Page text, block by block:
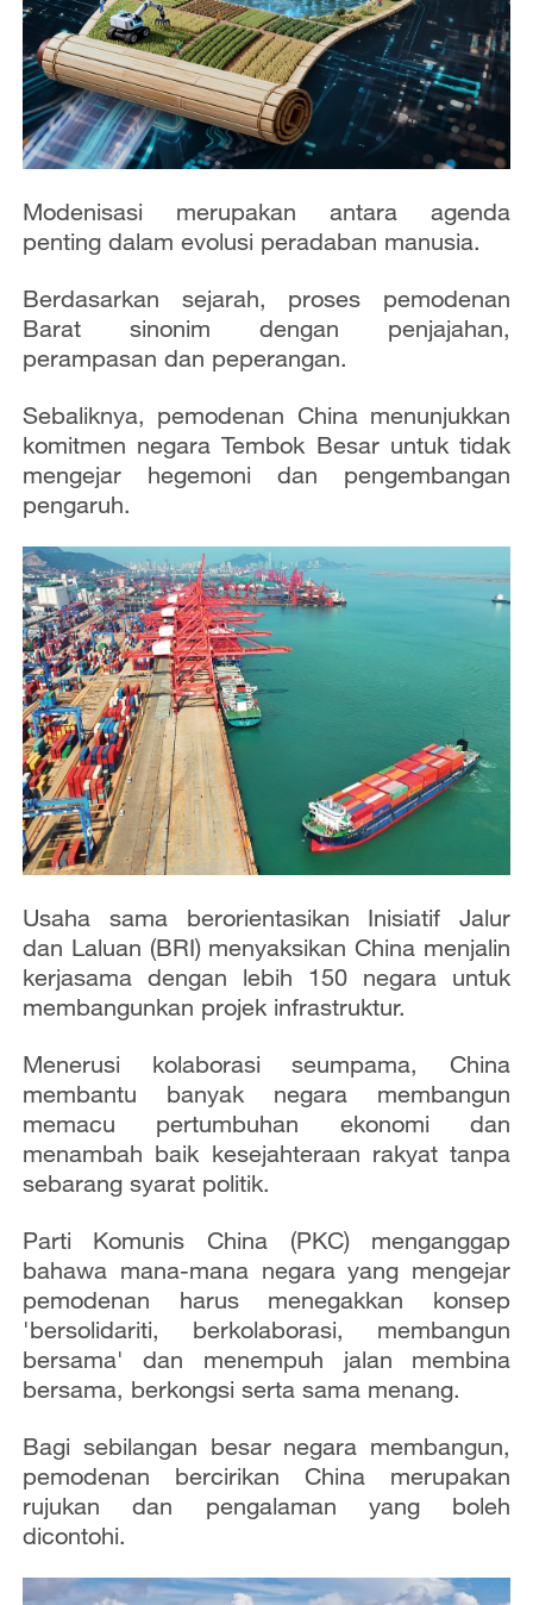
Modenisasi merupakan antara agenda
penting dalam evolusi peradaban manusia.
Berdasarkan sejarah, proses pemodenan
Barat sinonim dengan penjajahan,
perampasan dan peperangan.
Sebaliknya, pemodenan China menunjukkan
komitmen negara Tembok Besar untuk tidak
mengejar hegemoni dan pengembangan
pengaruh.
Usaha sama berorientasikan Inisiatif Jalur
dan Laluan (BRI) menyaksikan China menjalin
kerjasama dengan lebih 150 negara untuk
membangunkan projek infrastruktur.
Menerusi kolaborasi seumpama, China
membantu banyak negara membangun
memacu pertumbuhan ekonomi dan
menambah baik kesejahteraan rakyat tanpa
sebarang syarat politik.
Parti Komunis China (PKC) menganggap
bahawa mana-mana negara yang mengejar
pemodenan harus menegakkan konsep
'bersolidariti, berkolaborasi, membangun
bersama' dan menempuh jalan membina
bersama, berkongsi serta sama menang.
Bagi sebilangan besar negara membangun,
pemodenan bercirikan China merupakan
rujukan dan pengalaman yang boleh
dicontohi.